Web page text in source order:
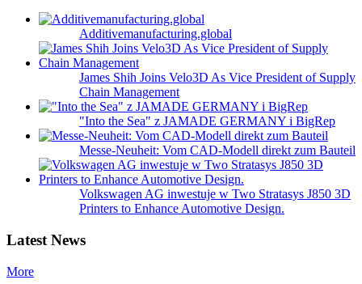
Additivemanufacturing.global
James Shih Joins Velo3D As Vice President of Supply
Chain Management
"Into the Sea" z JAMADE GERMANY i BigRep
Messe-Neuheit: Vom CAD-Modell direkt zum Bauteil
Volkswagen AG inwestuje w Two Stratasys J850 3D
Printers to Enhance Automotive Design.
Latest News
More